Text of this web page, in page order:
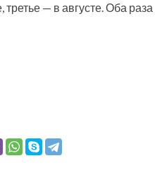
— в августе. Оба